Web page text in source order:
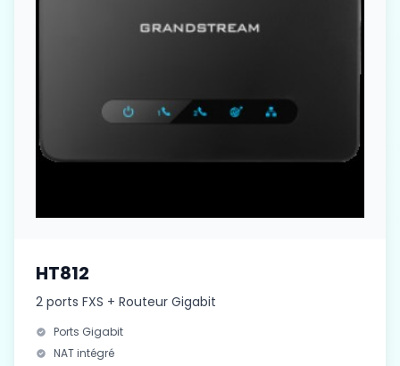
Create Your Account in 2 min
HT812
2 ports FXS + Routeur Gigabit
Ports Gigabit
NAT intégré